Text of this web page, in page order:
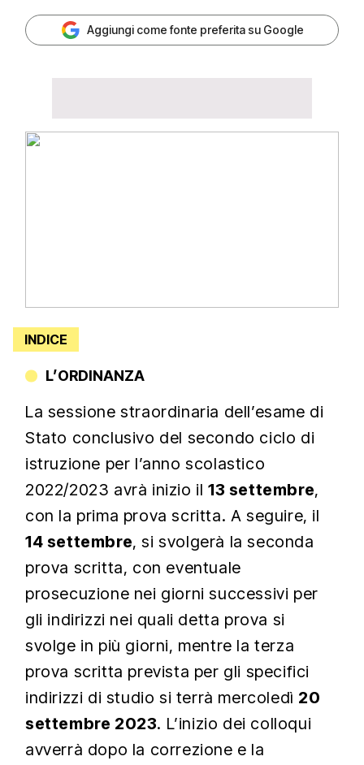
Aggiungi come fonte preferita su Google
INDICE
L’ORDINANZA
La sessione straordinaria dell’esame di
Stato conclusivo del secondo ciclo di
istruzione per l’anno scolastico
2022/2023 avrà inizio il13 settembre,
con la prima prova scritta. A seguire, il
14 settembre, si svolgerà la seconda
prova scritta, con eventuale
prosecuzione nei giorni successivi per
gli indirizzi nei quali detta prova si
svolge in più giorni, mentre la terza
prova scritta prevista per gli specifici
indirizzi di studio si terrà mercoledì 20
settembre 2023. L’inizio dei colloqui
avverrà dopo la correzione e la